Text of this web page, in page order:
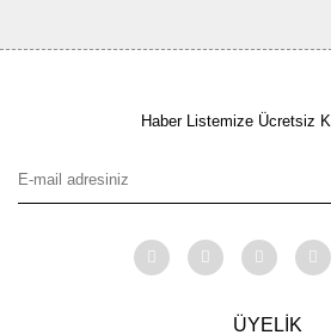
Haber Listemize Ücretsiz
ÜYELİK